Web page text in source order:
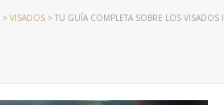
> VISADOS > TU GUÍA COMPLETA SOBRE LOS VISADOS I